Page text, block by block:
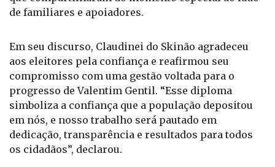
Em seu discurso, Claudinei do Skinão agradeceu
progresso de Valentim Gentil. “Esse diploma
simboliza a confiança que a população depositou
em nós, e nosso trabalho será pautado em
dedicação, transparência e resultados para todos
os cidadãos”, declarou.
Sergio Ladeira, vice-prefeito eleito, destacou a